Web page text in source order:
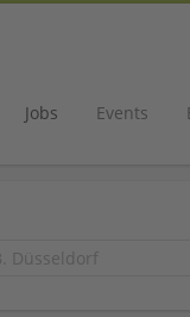
Jobs Events